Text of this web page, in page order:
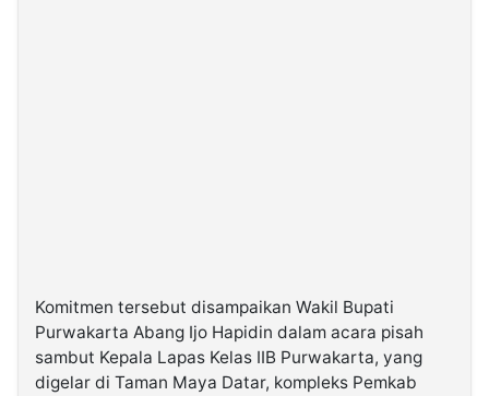
Komitmen tersebut disampaikan Wakil Bupati
Purwakarta Abang Ijo Hapidin dalam acara pisah
sambut Kepala Lapas Kelas IIB Purwakarta, yang
digelar di Taman Maya Datar, kompleks Pemkab